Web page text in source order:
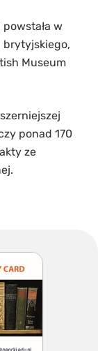
w
brytyjskiego,
Museum
ponad 170
ze